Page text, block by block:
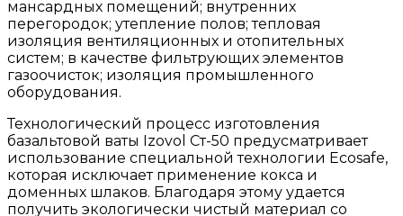
мансардных помещений; внутренних
перегородок; утепление полов; тепловая
изоляция вентиляционных и отопительных
систем; в качестве фильтрующих элементов
газоочисток; изоляция промышленного
оборудования.
Технологический процесс изготовления
базальтовой ваты Izovol Ст-50 предусматривает
использование специальной технологии Ecosafe,
которая исключает применение кокса и
доменных шлаков. Благодаря этому удается
получить экологически чистый материал со